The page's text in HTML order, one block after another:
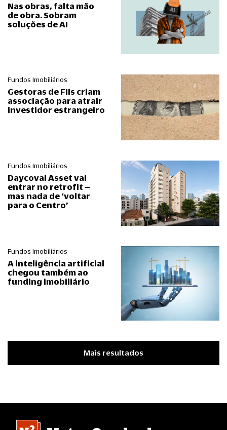
Nas obras, falta mão
de obra. Sobram
soluções de AI
Fundos Imobiliários
Gestoras de FIIs criam
associação para atrair
investidor estrangeiro
Fundos Imobiliários
Daycoval Asset vai
entrar no retrofit –
mas nada de ‘voltar
para o Centro’
Fundos Imobiliários
A inteligência artificial
chegou também ao
funding imobiliário
Mais resultados